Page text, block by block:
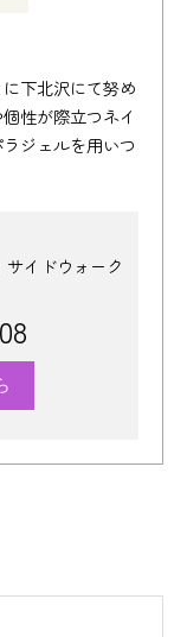
下北沢にて努め
性が際立つネイ
ジェルを用いつ
イドウォーク